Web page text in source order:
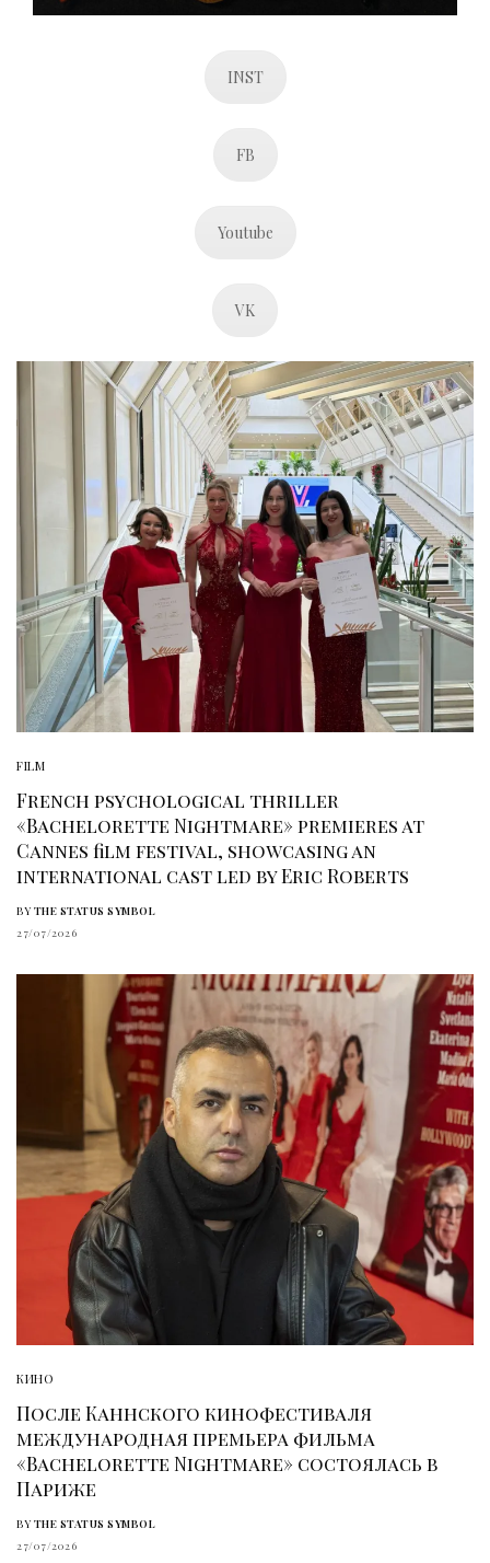
INST
FB
Youtube
VK
FILM
French psychological thriller
«Bachelorette Nightmare» premieres at
Cannes film festival, showcasing an
international cast led by Eric Roberts
BY THE STATUS SYMBOL
27/07/2026
КИНО
После Каннского кинофестиваля
международная премьера фильма
«Bachelorette Nightmare» состоялась в
Париже
BY THE STATUS SYMBOL
27/07/2026